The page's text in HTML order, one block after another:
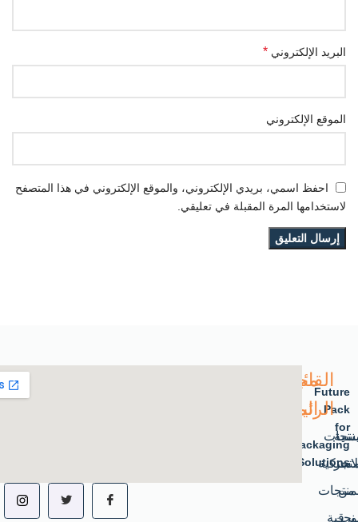
البريد الإلكتروني *
الموقع الإلكتروني
احفظ اسمي، بريدي الإلكتروني، والموقع الإلكتروني في هذا المتصفح
لاستخدامها المرة المقبلة في تعليقي.
Future
Pack
for
Packaging
Solutions.
القائمة
الرئيسية
من
نحن
مجموعة
المستقبل